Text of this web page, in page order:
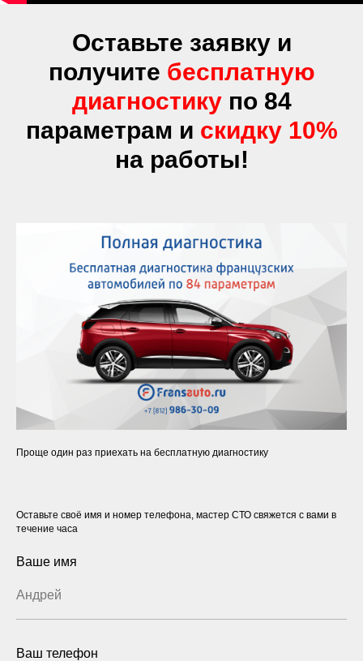
Оставьте заявку и
получите бесплатную
диагностикупо 84
параметрам и скидку 10%
на работы!
Проще один раз приехать на бесплатную диагностику
Оставьте своё имя и номер телефона, мастер СТО свяжется с вами в
течение часа
Ваше имя
Ваш телефон